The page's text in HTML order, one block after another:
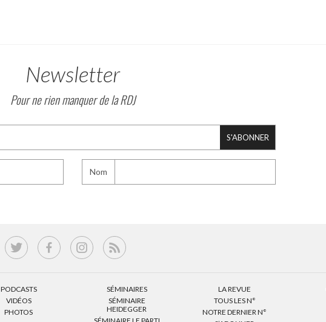
Newsletter
Pour ne rien manquer de la RDJ
S'ABONNER
Nom
PODCASTS
VIDÉOS
PHOTOS
SÉMINAIRES
SÉMINAIRE
HEIDEGGER
LA REVUE
TOUS LES N°
NOTRE DERNIER N°